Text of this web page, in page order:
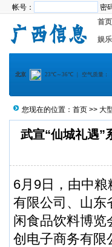
帐号： 密
首页
娱乐
您现在的位置： 首页 >> 大
武宣“仙城礼遇”
6月9日，由中
有限公司、山东
闲食品饮料博览
创电子商务有限